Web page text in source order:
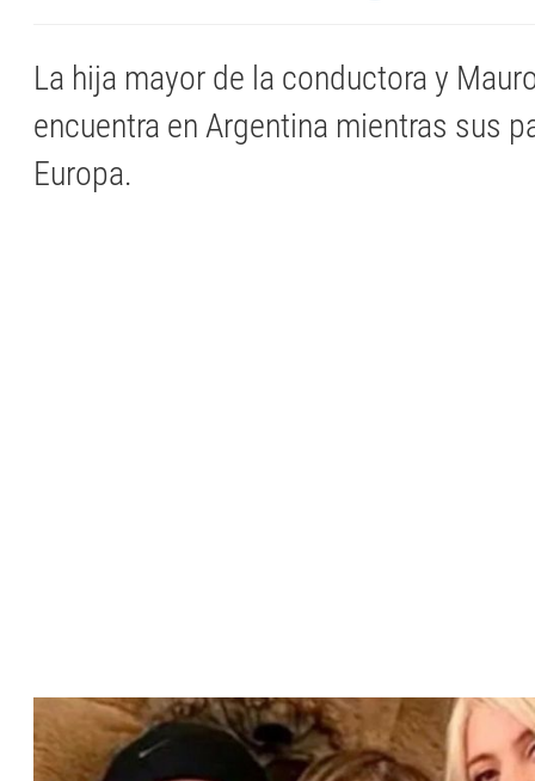
La hija mayor de la conductora y
encuentra en Argentina mientras sus
Europa.